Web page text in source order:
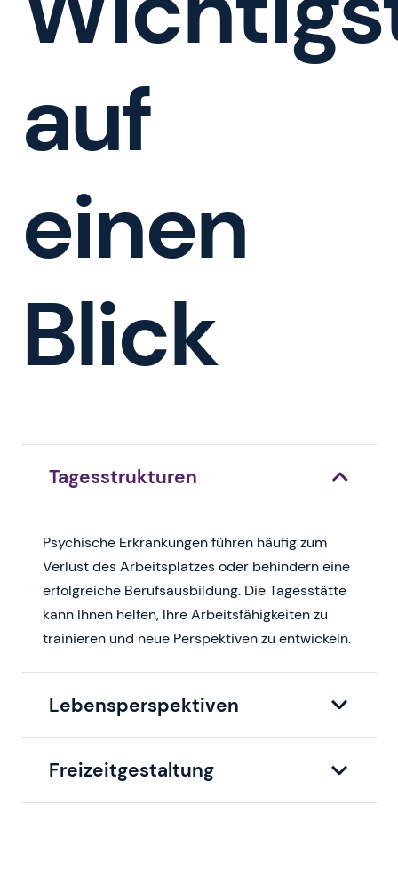
auf
einen
Blick
Tagesstrukturen
Psychische Erkrankungen führen häufig zum
Verlust des Arbeitsplatzes oder behindern eine
erfolgreiche Berufsausbildung. Die Tagesstätte
kann Ihnen helfen, Ihre Arbeitsfähigkeiten zu
trainieren und neue Perspektiven zu entwickeln.
Lebensperspektiven
Freizeitgestaltung